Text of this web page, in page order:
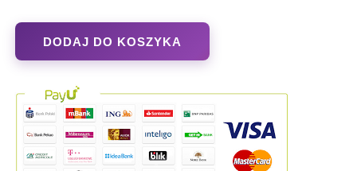
Kart
Tarota
DODAJ DO KOSZYKA